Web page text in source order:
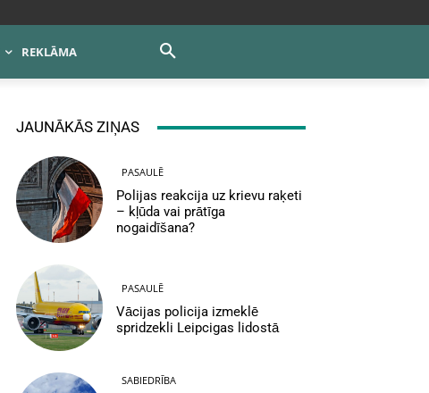
REKLĀMA
JAUNĀKĀS ZIŅAS
PASAULĒ
Polijas reakcija uz krievu raķeti
– kļūda vai prātīga
nogaidīšana?
PASAULĒ
Vācijas policija izmeklē
spridzekli Leipcigas lidostā
SABIEDRĪBA